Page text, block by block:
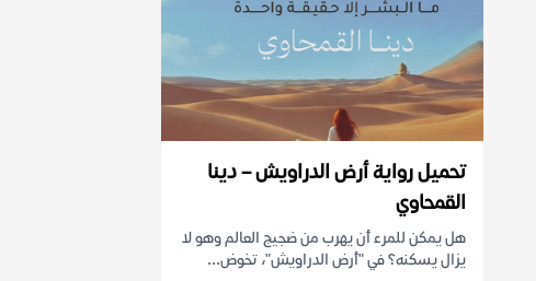
تحميل رواية أرض الدراويش – دينا
القمحاوي
هل يمكن للمرء أن يهرب من ضجيج العالم وهو لا
يزال يسكنه؟ في "أرض الدراويش"، تخوض...